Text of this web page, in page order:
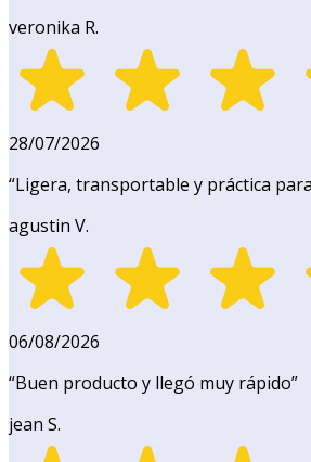
veronika R.
28/07/2026
“Ligera, transportable y práctica
agustin V.
06/08/2026
“Buen producto y llegó muy rápido”
jean S.